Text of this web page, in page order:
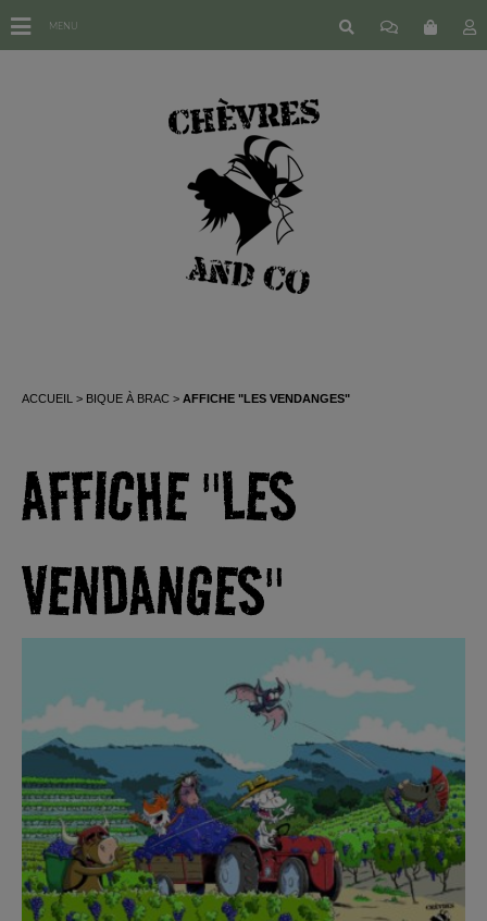
ACCUEIL BIQUE À BRAC AFFICHE "LES VENDANGES"
AFFICHE "LES
VENDANGES"
MENU